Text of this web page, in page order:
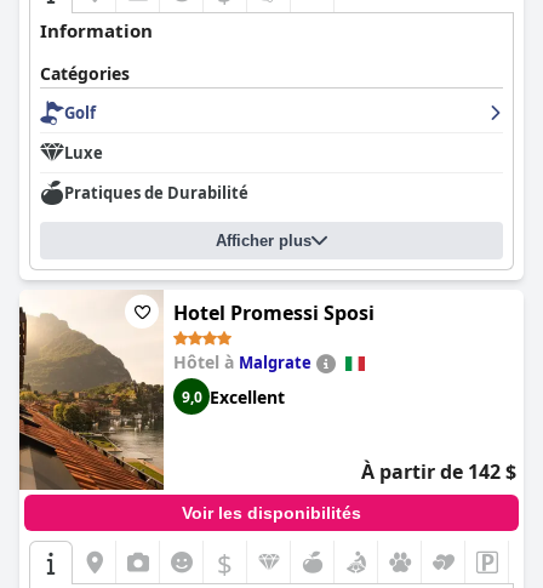
Information
Catégories
Golf
Luxe
Pratiques de Durabilité
Afficher plus
Hotel Promessi Sposi
Hôtel à Malgrate
9,0 Excellent
À partir de 142 $
Voir les disponibilités
$